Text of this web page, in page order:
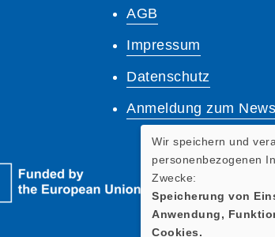
AGB
Impressum
Datenschutz
Anmeldung zum
Wir speichern und
personenbezogenen
Zwecke:
Speicherung von
Anwendung,
Cookies.